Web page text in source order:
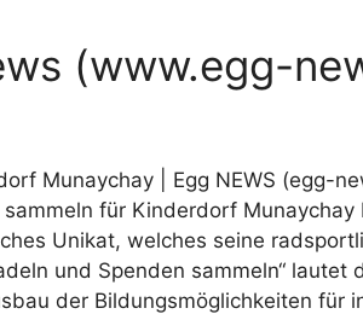
(www.egg-
Munaychay | Egg NEWS (egg-
für Kinderdorf Munaychay
Unikat, welches seine
und Spenden sammeln“ lautet
der Bildungsmöglichkeiten für